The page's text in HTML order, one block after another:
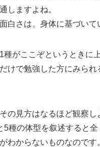
しますよね。
白さは、身体に基づいて
種がここぞというときに
けで勉強した方にみら
の見方はなるほど観察
5種の体型を叙述すると
わからないものなのです